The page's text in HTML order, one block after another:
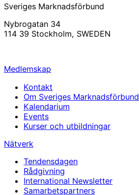
Sveriges Marknadsförbund
Nybrogatan 34
114 39 Stockholm, SWEDEN
Medlemskap
Kontakt
Om Sveriges Marknadsförbund
Kalendarium
Events
Kurser och utbildningar
Nätverk
Tendensdagen
Rådgivning
International Newsletter
Samarbetspartners